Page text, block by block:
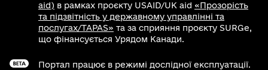
aid) в рамках проєкту USAID/UK aid «Прозорість
та підзвітність у державному управлінні та
послугах/TAPAS» та за сприяння проєкту SURGe,
що фінансується Урядом Канади.
Портал працює в режимі дослідної експлуатації.